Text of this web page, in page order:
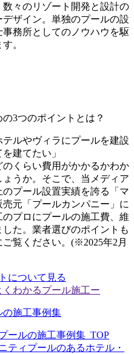
々のリゾート開発と設計の
ザイン。単独のプールの設
務所としてのノウハウを駆
。
3つのポイントとは？
テルやヴィラにプールを建設
建てたい」
くらい費用がかかるかわか
うか。そこで、当メディア
プール設置実績を誇る「マ
元「プールカンパニー」に
プロにプールの施工費、維
た。業者選びのポイントも
覧ください。(※2025年2月
について見る
の施工事例集
ールの施工事例集_TOP
ティプールのあるホテル・